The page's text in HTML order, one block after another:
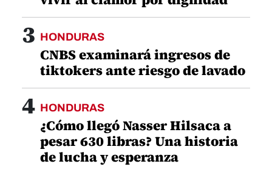
3 HONDURAS
CNBS examinará ingresos de
tiktokers ante riesgo de lavado
4 HONDURAS
¿Cómo llegó Nasser Hilsaca a
pesar 630 libras? Una historia
de lucha y esperanza